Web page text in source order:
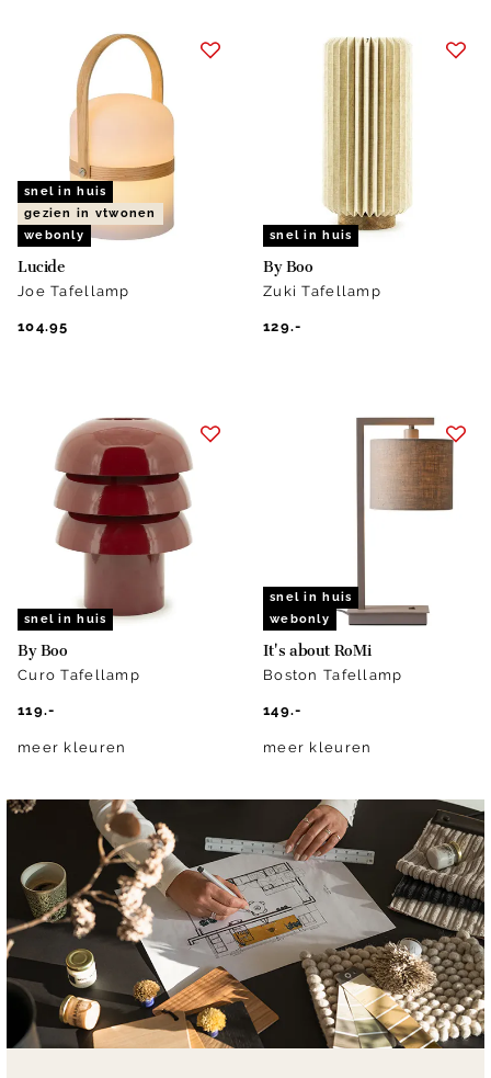
snel in huis
gezien in vtwonen
webonly
Lucide
Joe Tafellamp
104.95
snel in huis
By Boo
Zuki Tafellamp
129.-
snel in huis
By Boo
Curo Tafellamp
119.-
meer kleuren
snel in huis
webonly
It's about RoMi
Boston Tafellamp
149.-
meer kleuren